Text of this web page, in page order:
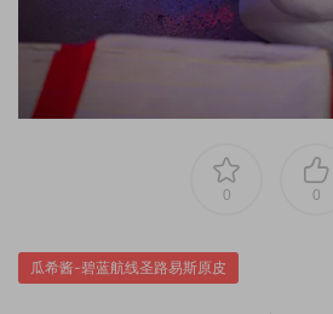
0 0
瓜希酱-碧蓝航线圣路易斯原皮